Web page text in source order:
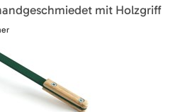
mit Holzgriff